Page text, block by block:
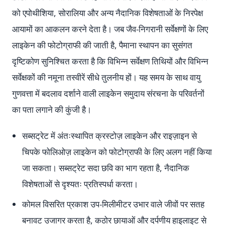
को एपोथीशिया, सोरालिया और अन्य नैदानिक विशेषताओं के निरपेक्ष
आयामों का आकलन करने देता है। जब जैव-निगरानी सर्वेक्षणों के लिए
लाइकेन की फोटोग्राफी की जाती है, पैमाना स्थापन का सुसंगत
दृष्टिकोण सुनिश्चित करता है कि विभिन्न सर्वेक्षण तिथियों और विभिन्न
सर्वेक्षकों की नमूना तस्वीरें सीधे तुलनीय हों। यह समय के साथ वायु
गुणवत्ता में बदलाव दर्शाने वाली लाइकेन समुदाय संरचना के परिवर्तनों
का पता लगाने की कुंजी है।
सब्सट्रेट में अंतःस्थापित क्रस्टोज़ लाइकेन और राइज़ाइन से
चिपके फोलिओज़ लाइकेन को फोटोग्राफी के लिए अलग नहीं किया
जा सकता। सब्सट्रेट सदा छवि का भाग रहता है, नैदानिक
विशेषताओं से दृश्यतः प्रतिस्पर्धा करता।
कोमल विसरित प्रकाश उप-मिलीमीटर उभार वाले जीवों पर सतह
बनावट उजागर करता है, कठोर छायाओं और दर्पणीय हाइलाइट से